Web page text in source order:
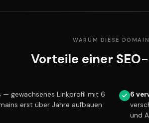
WARUM DIESE
Vorteile einer
— gewachsenes Linkprofil mit 6
erst über Jahre aufbauen
6
und